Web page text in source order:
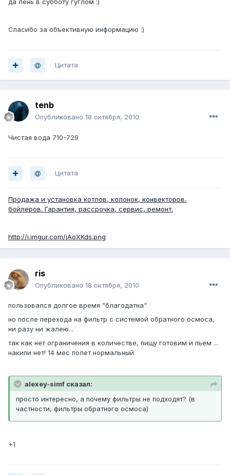
да лень в субботу гуглом :)
Спасибо за объективную информацию :)
Цитата
tenb
Опубликовано 18 октября, 2010
Чистая вода 710-729
Цитата
Продажа и установка котлов, колонок, конвекторов,
бойлеров. Гарантия, рассрочка, сервис, ремонт.
http://i.imgur.com/jAoXKds.png
ris
Опубликовано 18 октября, 2010
пользовался долгое время "благодатна"
но после перехода на фильтр с системой обратного осмоса,
ни разу ни жалею...
так как нет ограничения в количестве, пищу готовим и пьем ...
накипи нет! 14 мес полет нормальный
alexey-simf сказал:
просто интересно, а почему фильтры не подходят? (в
частности, фильтры обратного осмоса)
+1